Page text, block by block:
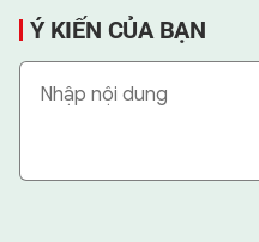
Ý KIẾN CỦA BẠN